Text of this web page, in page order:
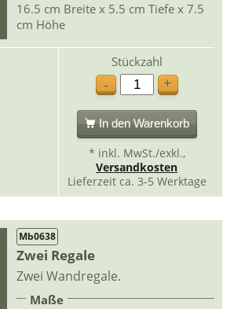
16.5 cm Breite x 5.5 cm Tiefe x 7.5
cm Höhe
Stückzahl
-
+
In den Warenkorb
* inkl. MwSt./exkl.,
Versandkosten
Lieferzeit ca. 3-5 Werktage
Mb0638
Zwei Regale
Zwei Wandregale.
Maße